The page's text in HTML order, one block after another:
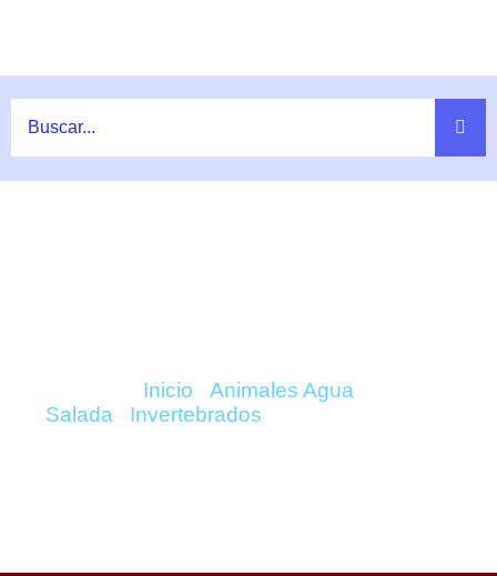
Inicio
Animales Agua
Salada
Invertebrados